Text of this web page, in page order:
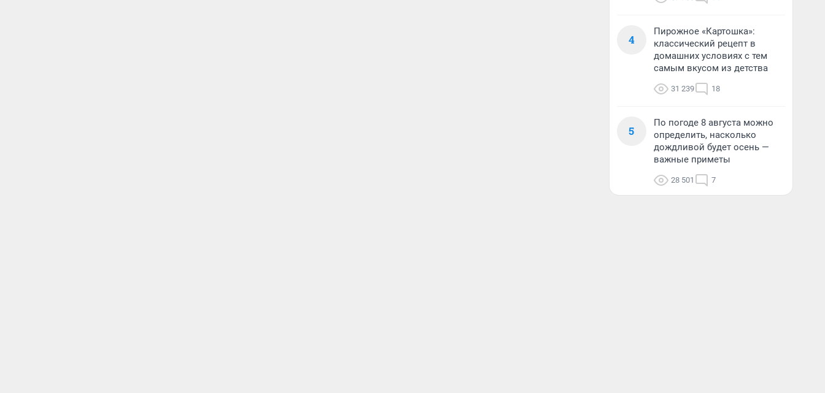
4
Пирожное «Картошка»:
классический рецепт в
домашних условиях с тем
самым вкусом из детства
31 239 18
5
По погоде 8 августа можно
определить, насколько
дождливой будет осень —
важные приметы
28 501 7